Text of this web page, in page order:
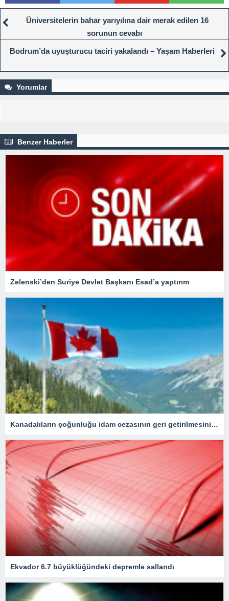
Üniversitelerin bahar yarıyılına dair merak edilen 16
sorunun cevabı
Bodrum’da uyuşturucu taciri yakalandı – Yaşam Haberleri
Yorumlar
Benzer Haberler
Zelenski’den Suriye Devlet Başkanı Esad’a yaptırım
Kanadalıların çoğunluğu idam cezasının geri getirilmesini onaylıyor
Ekvador 6.7 büyüklüğündeki depremle sallandı